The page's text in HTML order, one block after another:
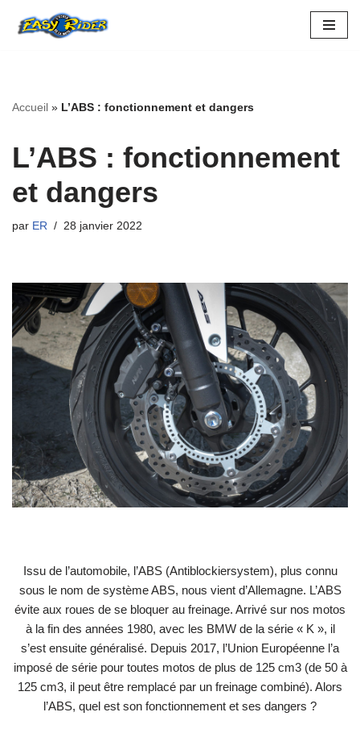
Accueil » L’ABS : fonctionnement et dangers
L’ABS : fonctionnement
et dangers
par ER 28 janvier 2022
Issu de l’automobile, l’ABS (Antiblockiersystem), plus connu
sous le nom de système ABS, nous vient d’Allemagne. L’ABS
évite aux roues de se bloquer au freinage. Arrivé sur nos motos
à la fin des années 1980, avec les BMW de la série « K », il
s’est ensuite généralisé. Depuis 2017, l’Union Européenne l’a
imposé de série pour toutes motos de plus de 125 cm3 (de 50 à
125 cm3, il peut être remplacé par un freinage combiné). Alors
l’ABS, quel est son fonctionnement et ses dangers ?